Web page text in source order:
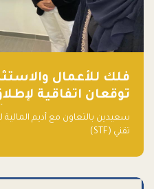
فلك للأعمال
توقعان اتفاقية
جريء تقني (STF) - مشغل من قبل فـلك
سعيدين بالتعاون مع أديم
تقني (STF)